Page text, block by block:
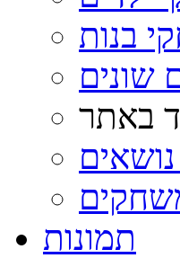
בנות
שונים
באתר
תמונות